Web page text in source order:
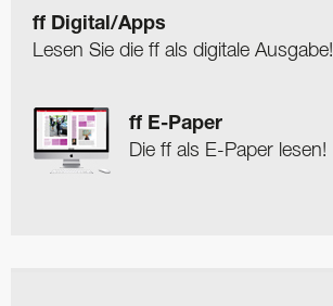
ff Digital/Apps
Lesen Sie die ff als digitale Ausgabe!
ff E-Paper
Die ff als E-Paper lesen!